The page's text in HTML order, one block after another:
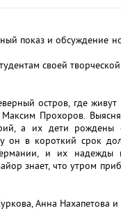
показ и обсуждение
своей
остров, где
Прохоров.
а их дети
он в короткий срок
и их
знает, что утром
Анна Нахапетова и